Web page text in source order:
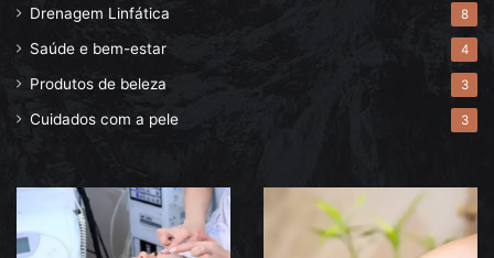
Drenagem Linfática 8
Saúde e bem-estar 4
Produtos de beleza 3
Cuidados com a pele 3
Descubra
o
Drenagem